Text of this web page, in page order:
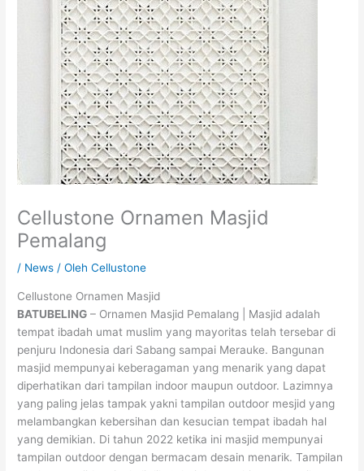
Cellustone Ornamen Masjid
Pemalang
/ News / OlehCellustone
Cellustone Ornamen Masjid
BATUBELING – Ornamen Masjid Pemalang | Masjid adalah
tempat ibadah umat muslim yang mayoritas telah tersebar di
penjuru Indonesia dari Sabang sampai Merauke. Bangunan
masjid mempunyai keberagaman yang menarik yang dapat
diperhatikan dari tampilan indoor maupun outdoor. Lazimnya
yang paling jelas tampak yakni tampilan outdoor mesjid yang
melambangkan kebersihan dan kesucian tempat ibadah hal
yang demikian. Di tahun 2022 ketika ini masjid mempunyai
tampilan outdoor dengan bermacam desain menarik. Tampilan